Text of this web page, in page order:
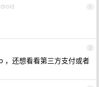
1
2
，还想看看第三方支付或者